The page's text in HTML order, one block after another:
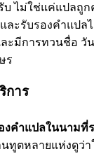
ไม่ใช่แค่แปลถูก
ะรับรองคำแปล
มีการทวนชื่อ วัน
ร
การ
งคำแปลในนามที่
ทูตหลายแห่งดูว่า